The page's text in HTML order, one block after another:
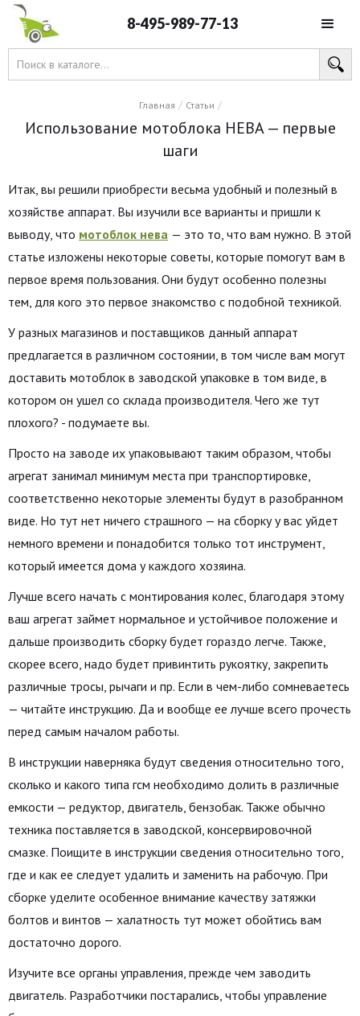
8-495-989-77-13
Главная / Статьи /
Использование мотоблока НЕВА — первые
шаги
Итак, вы решили приобрести весьма удобный и полезный в
хозяйстве аппарат. Вы изучили все варианты и пришли к
выводу, что мотоблок нева — это то, что вам нужно. В этой
статье изложены некоторые советы, которые помогут вам в
первое время пользования. Они будут особенно полезны
тем, для кого это первое знакомство с подобной техникой.
У разных магазинов и поставщиков данный аппарат
предлагается в различном состоянии, в том числе вам могут
доставить мотоблок в заводской упаковке в том виде, в
котором он ушел со склада производителя. Чего же тут
плохого? - подумаете вы.
Просто на заводе их упаковывают таким образом, чтобы
агрегат занимал минимум места при транспортировке,
соответственно некоторые элементы будут в разобранном
виде. Но тут нет ничего страшного — на сборку у вас уйдет
немного времени и понадобится только тот инструмент,
который имеется дома у каждого хозяина.
Лучше всего начать с монтирования колес, благодаря этому
ваш агрегат займет нормальное и устойчивое положение и
дальше производить сборку будет гораздо легче. Также,
скорее всего, надо будет привинтить рукоятку, закрепить
различные тросы, рычаги и пр. Если в чем-либо сомневаетесь
— читайте инструкцию. Да и вообще ее лучше всего прочесть
перед самым началом работы.
В инструкции наверняка будут сведения относительно того,
сколько и какого типа гсм необходимо долить в различные
емкости — редуктор, двигатель, бензобак. Также обычно
техника поставляется в заводской, консервировочной
смазке. Поищите в инструкции сведения относительно того,
где и как ее следует удалить и заменить на рабочую. При
сборке уделите особенное внимание качеству затяжки
болтов и винтов — халатность тут может обойтись вам
достаточно дорого.
Изучите все органы управления, прежде чем заводить
двигатель. Разработчики постарались, чтобы управление